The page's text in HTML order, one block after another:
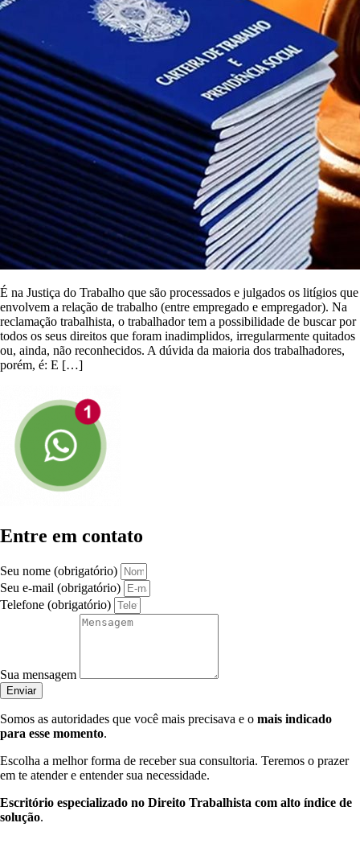
É na Justiça do Trabalho que são processados e julgados os litígios que
envolvem a relação de trabalho (entre empregado e empregador). Na
reclamação trabalhista, o trabalhador tem a possibilidade de buscar por
todos os seus direitos que foram inadimplidos, irregularmente quitados
ou, ainda, não reconhecidos. A dúvida da maioria dos trabalhadores,
porém, é: E […]
Entre em contato
Seu nome (obrigatório)
Seu e-mail (obrigatório)
Telefone (obrigatório)
Sua mensagem
Enviar
Somos as autoridades que você mais precisava e o mais indicado
para esse momento.
Escolha a melhor forma de receber sua consultoria. Teremos o prazer
em te atender e entender sua necessidade.
Escritório especializado no Direito Trabalhista com alto índice de
solução.